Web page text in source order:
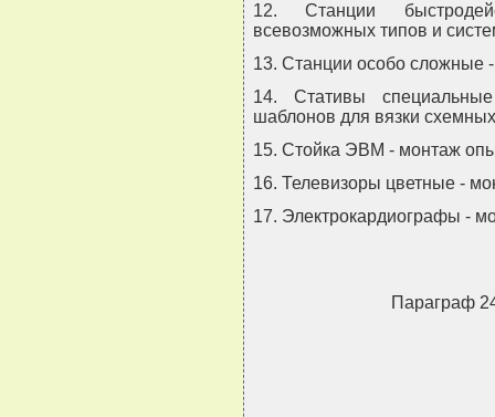
12. Станции
всевозможных типов и
13. Станции особо сложные
14. Стативы
шаблонов для вязки
15. Стойка ЭВМ - монтаж
16. Телевизоры цветные -
17. Электрокардиографы -
Параграф